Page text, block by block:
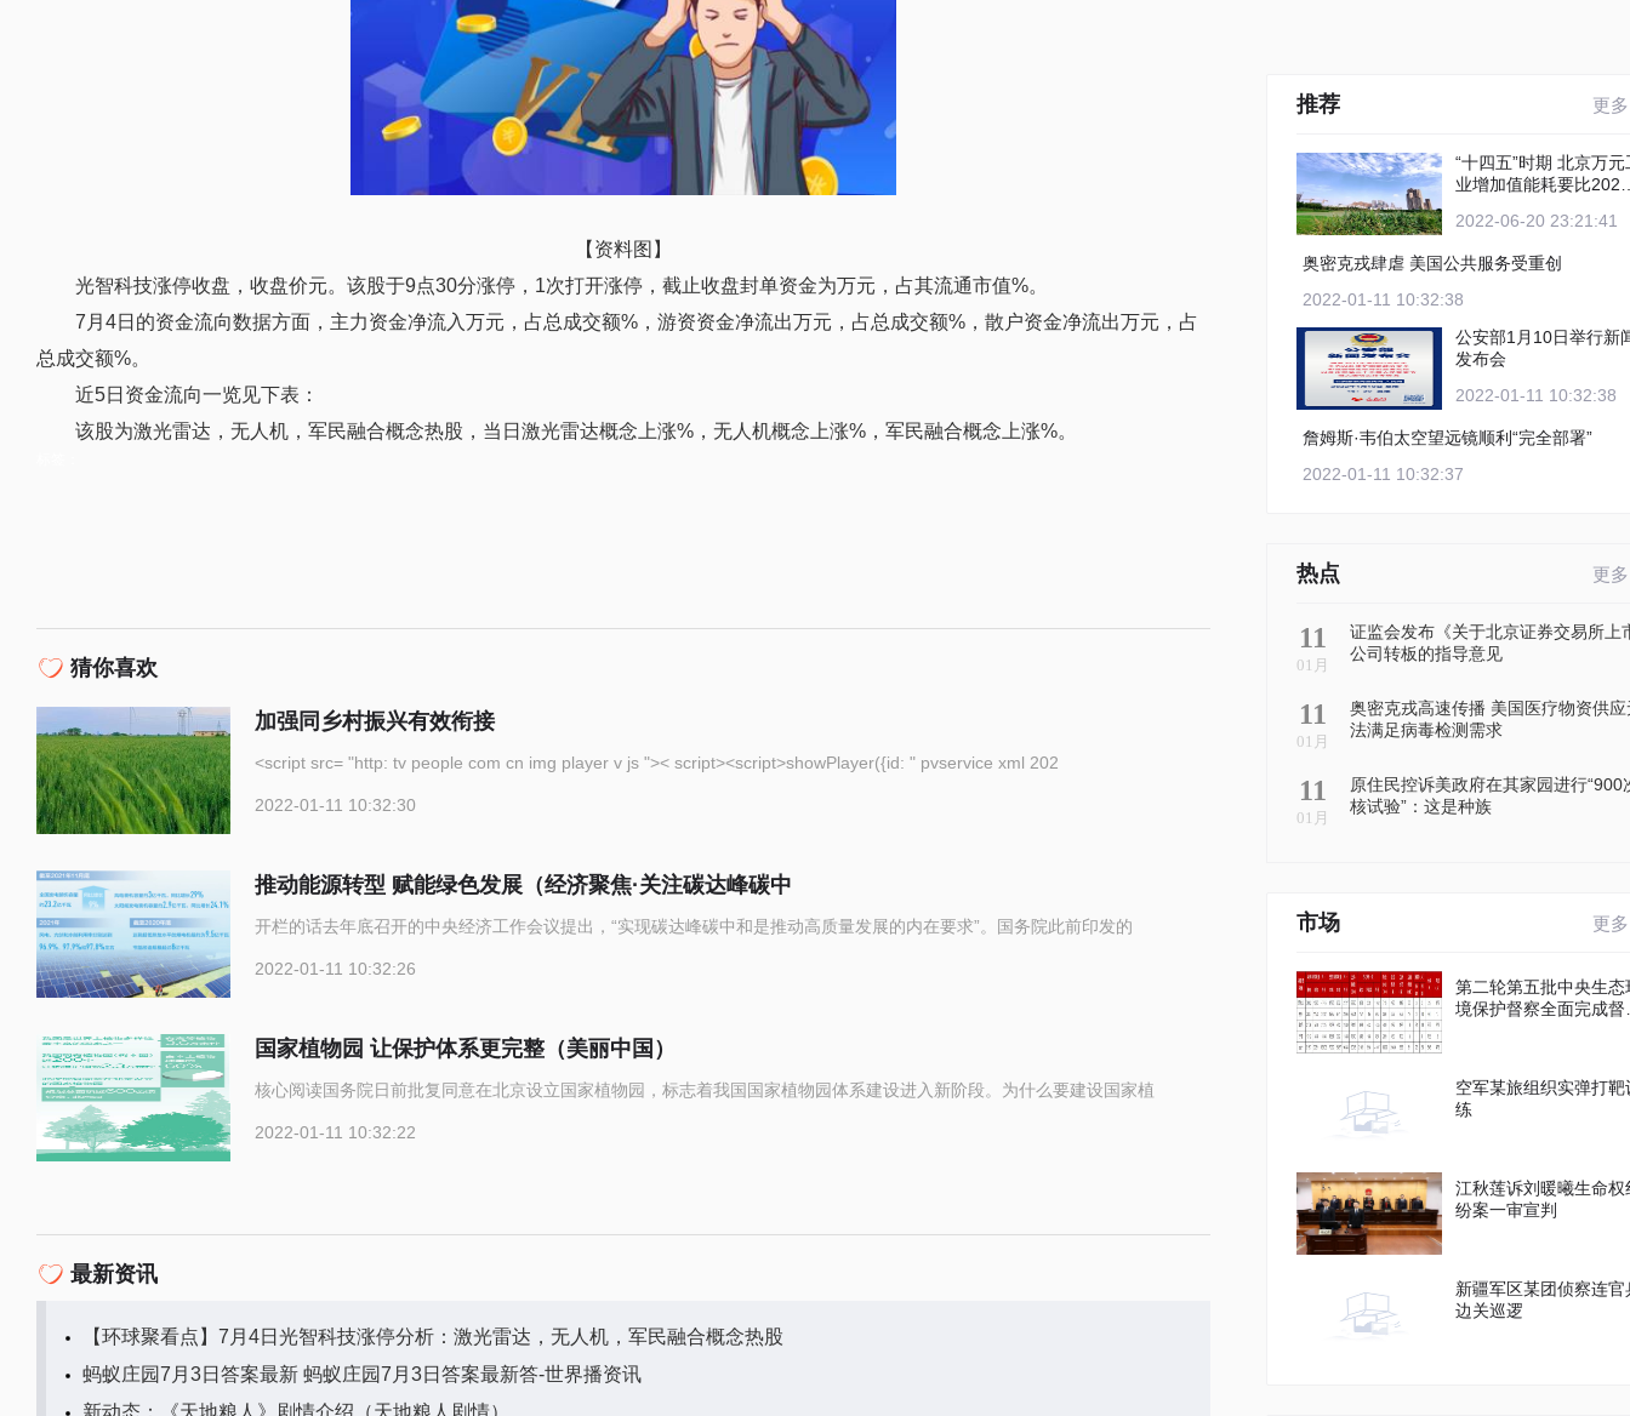
【资料图】
光智科技涨停收盘，收盘价元。该股于9点30分涨停，1次打开涨停，截止收盘封单资金为万元，占其流通市值%。
7月4日的资金流向数据方面，主力资金净流入万元，占总成交额%，游资资金净流出万元，占总成交额%，散户资金净流出万元，占
总成交额%。
近5日资金流向一览见下表：
该股为激光雷达，无人机，军民融合概念热股，当日激光雷达概念上涨%，无人机概念上涨%，军民融合概念上涨%。
猜你喜欢
加强同乡村振兴有效衔接
<script src= "http: tv people com cn img player v js ">< script><script>showPlayer({id: " pvservice xml 202
2022-01-11 10:32:30
推动能源转型 赋能绿色发展（经济聚焦·关注碳达峰碳中
开栏的话去年底召开的中央经济工作会议提出，“实现碳达峰碳中和是推动高质量发展的内在要求”。国务院此前印发的
2022-01-11 10:32:26
国家植物园 让保护体系更完整（美丽中国）
核心阅读国务院日前批复同意在北京设立国家植物园，标志着我国国家植物园体系建设进入新阶段。为什么要建设国家植
2022-01-11 10:32:22
最新资讯
【环球聚看点】7月4日光智科技涨停分析：激光雷达，无人机，军民融合概念热股
蚂蚁庄园7月3日答案最新 蚂蚁庄园7月3日答案最新答-世界播资讯
新动态：《天地粮人》剧情介绍（天地粮人剧情）
推荐 更多
“十四五”时期 北京万元工
业增加值能耗要比2020
2022-06-20 23:21:41
奥密克戎肆虐 美国公共服务受重创
2022-01-11 10:32:38
公安部1月10日举行新
发布会
2022-01-11 10:32:38
詹姆斯·韦伯太空望远镜顺利“完全部署”
2022-01-11 10:32:37
热点 更多
11
01月
证监会发布《关于北京证券交易所上
公司转板的指导意见
11
01月
奥密克戎高速传播 美国医疗物资供应
法满足病毒检测需求
11
01月
原住民控诉美政府在其家园进行“900
核试验”：这是种族
市场 更多
第二轮第五批中央生态
境保护督察全面完成督
空军某旅组织实弹打靶
练
江秋莲诉刘暖曦生命权
纷案一审宣判
新疆军区某团侦察连官
边关巡逻